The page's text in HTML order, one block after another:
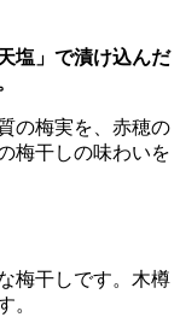
塩」で漬け込んだ
の梅実を、赤穂の
梅干しの味わいを
梅干しです。木樽
。